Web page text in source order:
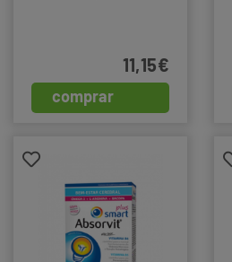
comprar
11,15€